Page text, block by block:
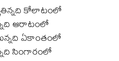
కోలాటంలో
ఆరాటంలో
ఏకాంతంలో
సింగారంలో